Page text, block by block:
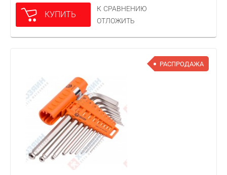
КУПИТЬ
К СРАВНЕНИЮ
ОТЛОЖИТЬ
РАСПРОДАЖА